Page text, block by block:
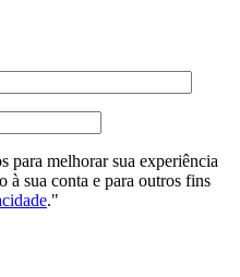
para melhorar sua experiência
à sua conta e para outros fins
."